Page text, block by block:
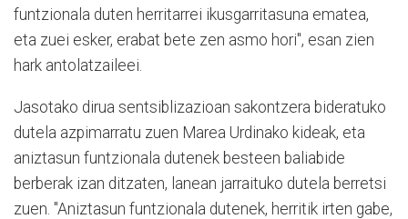
funtzionala duten herritarrei ikusgarritasuna ematea,
eta zuei esker, erabat bete zen asmo hori", esan zien
hark antolatzaileei.
Jasotako dirua sentsiblizazioan sakontzera bideratuko
dutela azpimarratu zuen Marea Urdinako kideak, eta
aniztasun funtzionala dutenek besteen baliabide
berberak izan ditzaten, lanean jarraituko dutela berretsi
zuen. "Aniztasun funtzionala dutenek, herritik irten gabe,